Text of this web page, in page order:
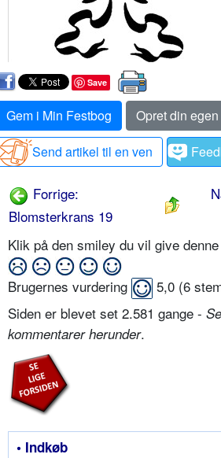
Save
Gem i Min Festbog
Opret din
Send artikel til en ven
Forrige:
Blomsterkrans 19
Klik på den smiley du vil give
Brugernes vurdering 5,0 (6
Siden er blevet set 2.581 gange -
kommentarer herunder.
• Indkøb